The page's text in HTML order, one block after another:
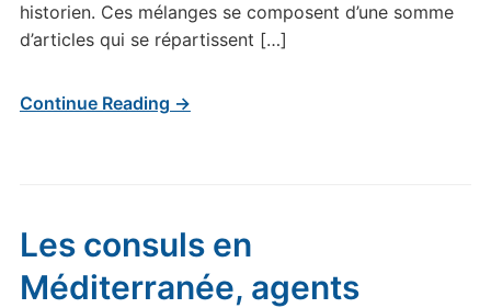
historien. Ces mélanges se composent d’une somme
d’articles qui se répartissent […]
Continue Reading →
Les consuls en
Méditerranée, agents